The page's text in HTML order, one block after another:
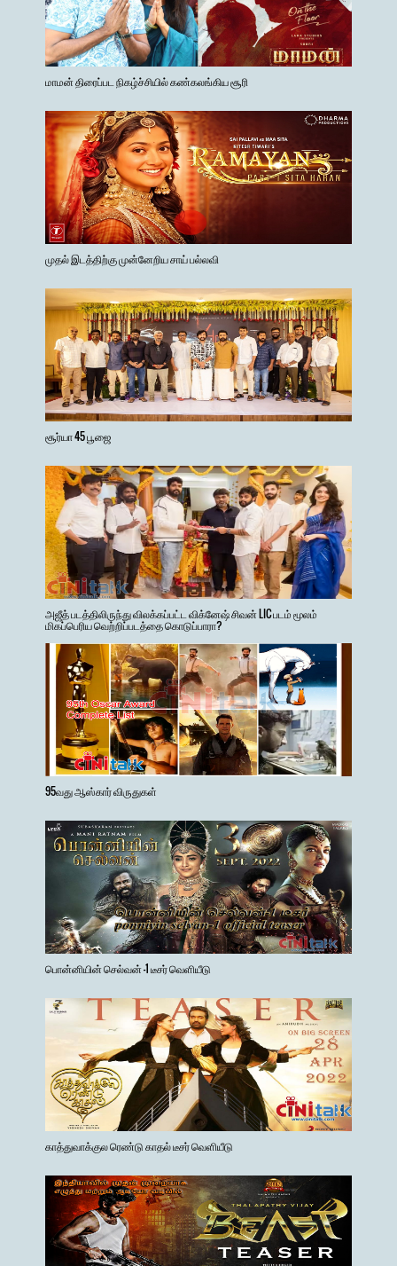
மாமன் திரைப்பட நிகழ்ச்சியில் கண்கலங்கிய சூரி
முதல் இடத்திற்கு முன்னேறிய சாய் பல்லவி
சூர்யா 45 பூஜை
அஜீத் படத்திலிருந்து விலக்கப்பட்ட விக்னேஷ் சிவன் LIC படம் மூலம்
மிகப்பெரிய வெற்றிப்படத்தை கொடுப்பாரா?
95வது ஆஸ்கார் விருதுகள்
பொன்னியின் செல்வன் -1 டீசர் வெளியீடு
காத்துவாக்குல ரெண்டு காதல் டீசர் வெளியீடு